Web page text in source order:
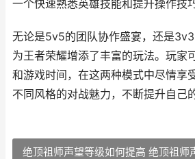
一个快速熟悉英雄技能和提升操作技
无论是5v5的团队协作盛宴，还是
为王者荣耀增添了丰富的玩法。玩家
和游戏时间，在这两种模式中尽情享
不同风格的对战魅力，不断提升自己
绝顶祖师声望等级如何提高 绝顶祖师